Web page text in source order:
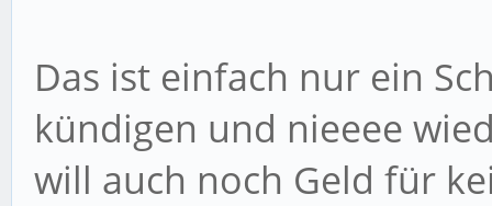
Das ist einfach nur ein
kündigen und nieeee
will auch noch Geld für